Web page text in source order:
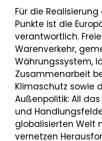
Für die
Punkte ist die
verantwortlich.
Warenverkehr,
Währungssystem,
Zusammenarbeit
Klimaschutz sowie
Außenpolitik: All
und
globalisierten Welt
vernetzen